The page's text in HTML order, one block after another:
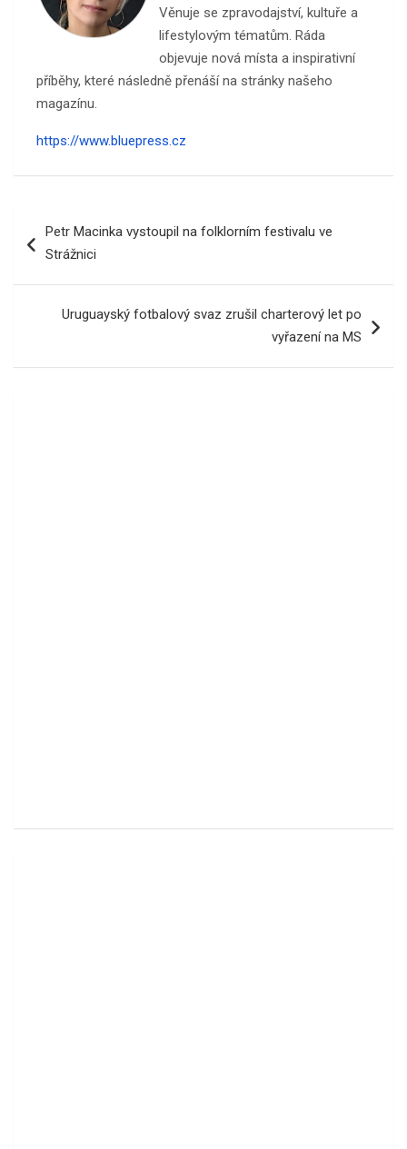
Věnuje se zpravodajství, kultuře a
lifestylovým tématům. Ráda
objevuje nová místa a inspirativní
příběhy, které následně přenáší na stránky našeho
magazínu.
https://www.bluepress.cz
proPetr Macinka vystoupil na folklorním festivalu ve
Strážnici
Uruguayský fotbalový svaz zrušil charterový let po
vyřazení na MS